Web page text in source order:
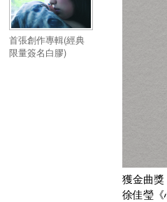
首張創作專輯(經典
限量簽名白膠)
獲金曲
徐佳瑩